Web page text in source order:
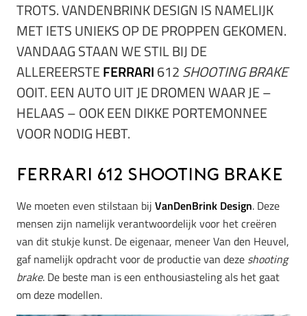
TROTS. VANDENBRINK DESIGN IS NAMELIJK
MET IETS UNIEKS OP DE PROPPEN GEKOMEN.
VANDAAG STAAN WE STIL BIJ DE
ALLEREERSTEFERRARI612SHOOTING BRAKE
OOIT. EEN AUTO UIT JE DROMEN WAAR JE –
HELAAS – OOK EEN DIKKE PORTEMONNEE
VOOR NODIG HEBT.
Ferrari 612 Shooting Brake
We moeten even stilstaan bij VanDenBrink Design. Deze
mensen zijn namelijk verantwoordelijk voor het creëren
van dit stukje kunst. De eigenaar, meneer Van den Heuvel,
gaf namelijk opdracht voor de productie van deze shooting
brake. De beste man is een enthousiasteling als het gaat
om deze modellen.